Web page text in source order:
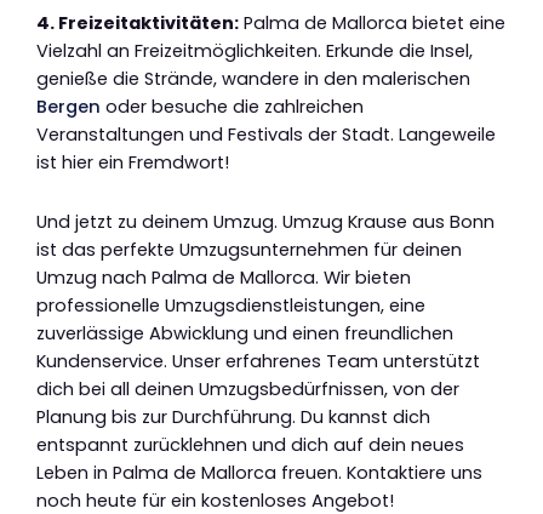
4. Freizeitaktivitäten: Palma de Mallorca bietet eine
Vielzahl an Freizeitmöglichkeiten. Erkunde die Insel,
genieße die Strände, wandere in den malerischen
Bergen oder besuche die zahlreichen
Veranstaltungen und Festivals der Stadt. Langeweile
ist hier ein Fremdwort!
Und jetzt zu deinem Umzug. Umzug Krause aus Bonn
ist das perfekte Umzugsunternehmen für deinen
Umzug nach Palma de Mallorca. Wir bieten
professionelle Umzugsdienstleistungen, eine
zuverlässige Abwicklung und einen freundlichen
Kundenservice. Unser erfahrenes Team unterstützt
dich bei all deinen Umzugsbedürfnissen, von der
Planung bis zur Durchführung. Du kannst dich
entspannt zurücklehnen und dich auf dein neues
Leben in Palma de Mallorca freuen. Kontaktiere uns
noch heute für ein kostenloses Angebot!